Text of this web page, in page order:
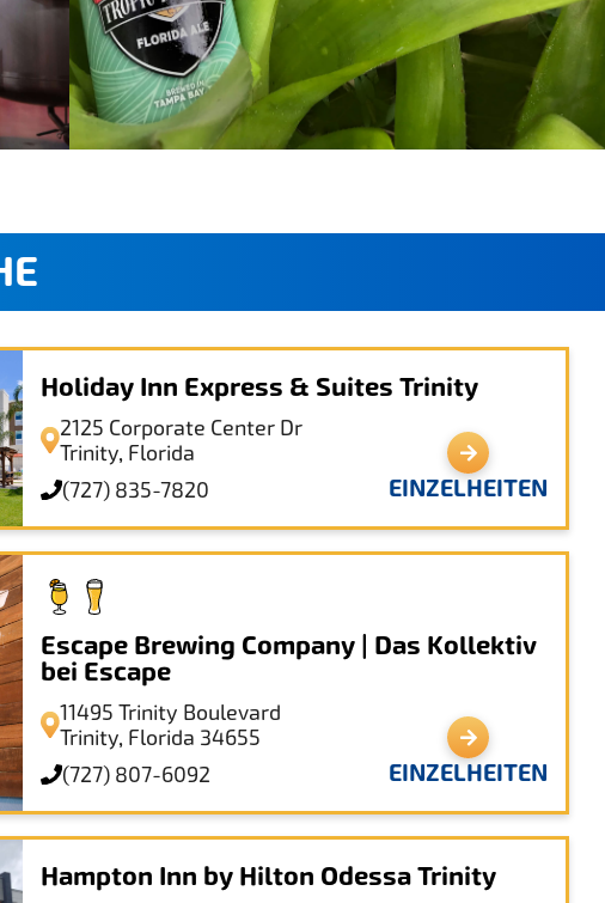
Holiday Inn Express & Suites Trinity
2125 Corporate Center Dr
Trinity, Florida
(727) 835-7820
EINZELHEITEN
Escape Brewing Company | Das Kollektiv
bei Escape
11495 Trinity Boulevard
Trinity, Florida 34655
(727) 807-6092
EINZELHEITEN
Hampton Inn by Hilton Odessa Trinity